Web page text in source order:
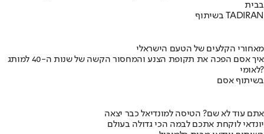
בבית
בשיתוף TADIRAN
מאחורי הקלעים של הטעם הישראלי
איך אסם הפכה את תקופת הצנע והמחסור הקשה של שנות ה-40 למותג
לאומי?
בשיתוף אסם
אתם עוד לא שם? הטיסה למונדיאל כבר יצאה
יונדאי לוקחת אתכם לבמה הכי גדולה בעולם